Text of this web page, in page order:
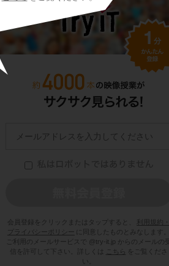
会員登録をクリックまたはタップすると、
利用規約・
プライバシーポリシー
に同意したものとみなします。
ご利用のメールサービスで @try-it.jp からのメールの受
信を許可して下さい。詳しくは
こちら
をご覧くださ
い。